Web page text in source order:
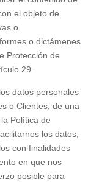
el objeto de
o
o dictámenes
Protección de
29.
datos personales
o Clientes, de una
Política de
los datos;
con finalidades
en que nos
posible para